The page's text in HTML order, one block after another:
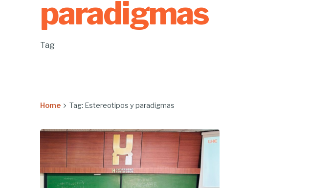
paradigmas
Tag
Home Tag: Estereotipos y paradigmas